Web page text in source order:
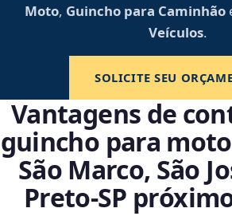
Moto, Guincho para Caminhão
Veículos.
SOLICITE SEU
Vantagens de
guincho para
São Marco, São
Preto‑SP